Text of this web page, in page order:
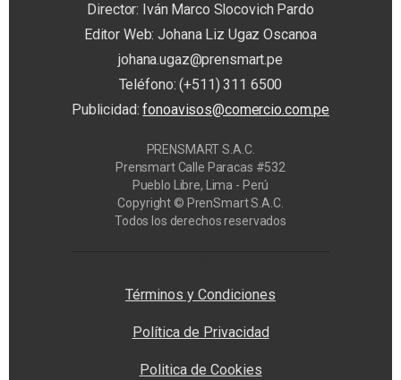
Director: Iván Marco Slocovich Pardo
Editor Web: Johana Liz Ugaz Oscanoa
johana.ugaz@prensmart.pe
Teléfono: (+511) 311 6500
Publicidad:fonoavisos@comercio.com.pe
PRENSMART S.A.C.
Prensmart Calle Paracas #532
Pueblo Libre, Lima - Perú
Copyright © PrenSmart S.A.C.
Todos los derechos reservados
Términos y Condiciones
Política de Privacidad
Politica de Cookies